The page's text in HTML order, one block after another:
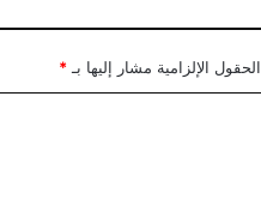
الحقول الإلزامية مشار إليها بـ *